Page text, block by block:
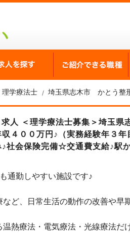
ばれる理由 求人を探す
理学療法士
人 ＜理学療法士募集＞埼玉県
４００万円♪（実務経験年３
社会保険完備☆交通費支給♪駅
通勤しやすい施設です♪
ど、日常生活の動作の改善や早
熱療法・電気療法・光線療法だ